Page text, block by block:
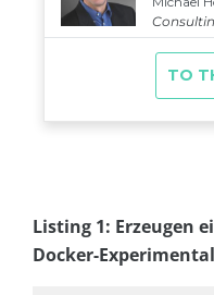
Listing 1: Erzeugen
Docker-